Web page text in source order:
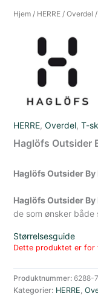
Hjem / HERRE /Overdel
HERRE,Overdel,T-
Haglöfs Outsider
Haglöfs Outsider By
Haglöfs Outsider By
de som ønsker
Størrelsesguide
Dette produktet er for
Produktnummer: 6288-
Kategorier: HERRE,